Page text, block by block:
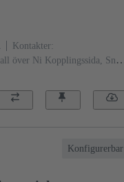
Kontakter:
över Ni Kopplingssida, Sn
med kontaktförluster,
Termoplast,
Konfigurerbar